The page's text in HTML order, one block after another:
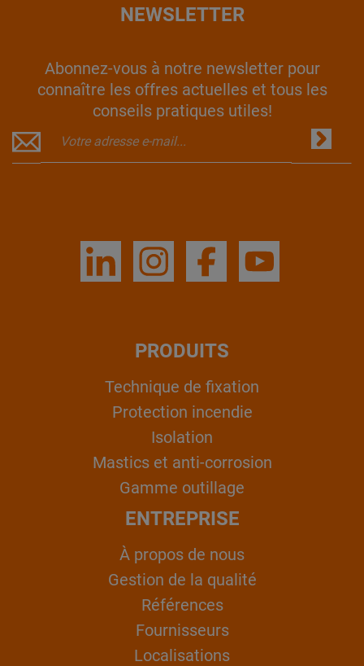
NEWSLETTER
Abonnez-vous à notre newsletter pour
connaître les offres actuelles et tous les
conseils pratiques utiles!
PRODUITS
Technique de fixation
Protection incendie
Isolation
Mastics et anti-corrosion
Gamme outillage
ENTREPRISE
À propos de nous
Gestion de la qualité
Références
Fournisseurs
Localisations